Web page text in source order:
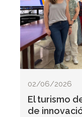
02/06/2026
El turismo
de